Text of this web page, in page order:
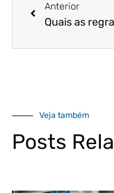
Anterior
Veja também
Posts